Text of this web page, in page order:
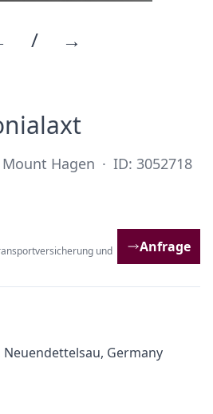
/ →
·
Hagen · ID: 3052718
und
Anfrage
Germany